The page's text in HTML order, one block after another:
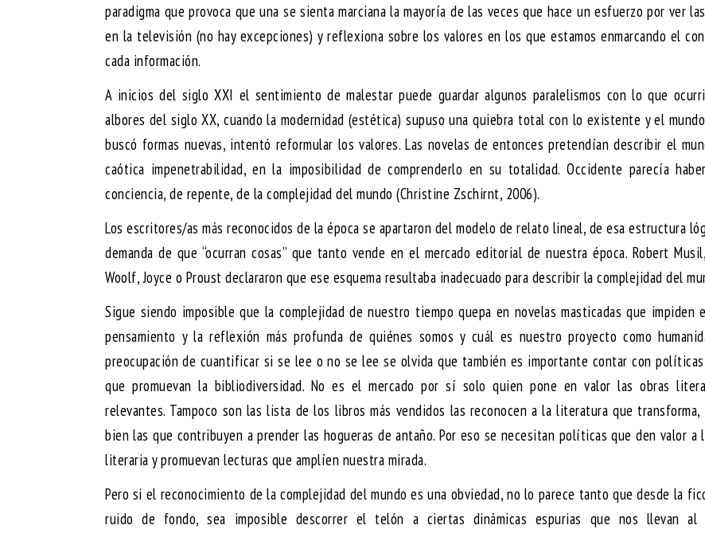
paradigma que provoca que una se sienta marciana la mayoría de las veces que hace un esfuerzo por ver
en la televisión (no hay excepciones) y reflexiona sobre los valores en los que estamos enmarcando el
cada información.
A inicios del siglo XXI el sentimiento de malestar puede guardar algunos paralelismos con lo que
albores del siglo XX, cuando la modernidad (estética) supuso una quiebra total con lo existente y el
buscó formas nuevas, intentó reformular los valores. Las novelas de entonces pretendían describir el
caótica impenetrabilidad, en la imposibilidad de comprenderlo en su totalidad. Occidente parecía
conciencia, de repente, de la complejidad del mundo (Christine Zschirnt, 2006).
Los escritores/as más reconocidos de la época se apartaron del modelo de relato lineal, de esa estructura
demanda de que “ocurran cosas” que tanto vende en el mercado editorial de nuestra época. Robert
Woolf, Joyce o Proust declararon que ese esquema resultaba inadecuado para describir la complejidad del
Sigue siendo imposible que la complejidad de nuestro tiempo quepa en novelas masticadas que impiden
pensamiento y la reflexión más profunda de quiénes somos y cuál es nuestro proyecto como
preocupación de cuantificar si se lee o no se lee se olvida que también es importante contar con
que promuevan la bibliodiversidad. No es el mercado por sí solo quien pone en valor las obras
relevantes. Tampoco son las lista de los libros más vendidos las reconocen a la literatura que transforma,
bien las que contribuyen a prender las hogueras de antaño. Por eso se necesitan políticas que den valor a
literaria y promuevan lecturas que amplíen nuestra mirada.
Pero si el reconocimiento de la complejidad del mundo es una obviedad, no lo parece tanto que desde la
ruido de fondo, sea imposible descorrer el telón a ciertas dinámicas espurias que nos llevan al